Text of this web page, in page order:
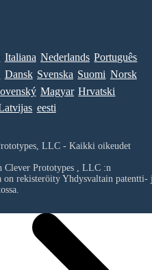
Italiana Nederlands Português
Dansk Svenska Suomi Norsk
Magyar Hrvatski
eesti
LLC - Kaikki oikeudet
Clever Prototypes , LLC:n
on rekisteröity Yhdysvaltain patentti-